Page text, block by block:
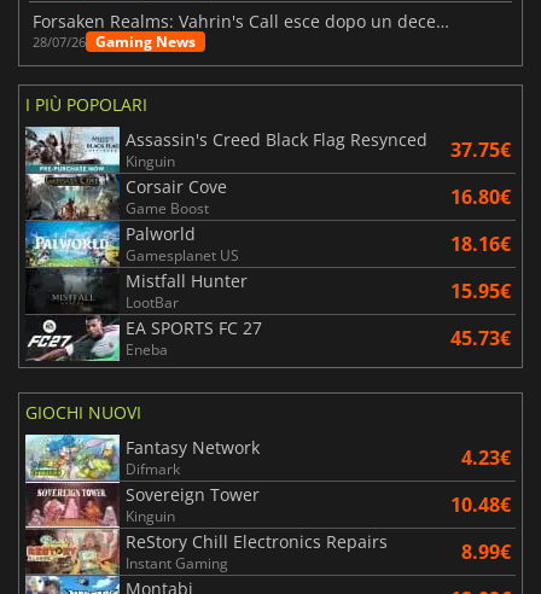
Forsaken Realms: Vahrin's Call esce dopo un decennio di sviluppo
28/07/26 Gaming News
I PIÙ POPOLARI
Assassin's Creed Black Flag Resynced
Kinguin 37.75€
Corsair Cove
Game Boost 16.80€
Palworld
Gamesplanet US 18.16€
Mistfall Hunter
LootBar 15.95€
EA SPORTS FC 27
Eneba 45.73€
GIOCHI NUOVI
Fantasy Network
Difmark 4.23€
Sovereign Tower
Kinguin 10.48€
ReStory Chill Electronics Repairs
Instant Gaming 8.99€
Montabi